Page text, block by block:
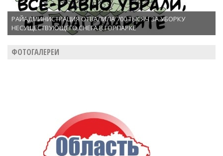
РАЙАДМИНИСТРАЦИЯ ОТВАЛИЛА 700 ТЫСЯЧ ЗА УБОРКУ
НЕСУЩЕСТВУЮЩЕГО СНЕГА В ГОРПАРКЕ
ФОТОГАЛЕРЕИ